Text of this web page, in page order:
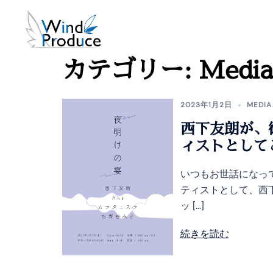
カテゴリー: Media
2023年1月2日 MEDIA
西下友朗が
ィストとし
いつもお世話になっ
ティストとして、西
ッ […]
続きを読む